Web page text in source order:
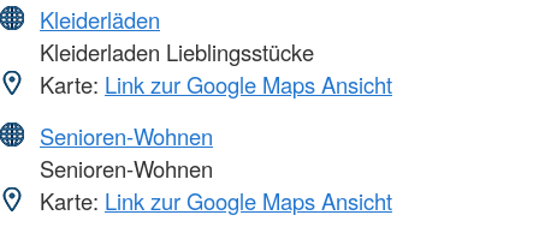
Kleiderläden
Kleiderladen Lieblingsstücke
Karte: Link zur Google Maps Ansicht
Senioren-Wohnen
Senioren-Wohnen
Karte: Link zur Google Maps Ansicht